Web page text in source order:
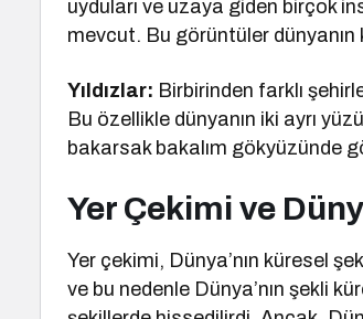
uyduları ve uzaya giden birçok
mevcut. Bu görüntüler
Yıldızlar: Birbirinden farklı
Bu özellikle dünyanın iki ayrı
bakarsak bakalım gökyüzünde
Yer Çekimi ve
Yer çekimi, Dünya’nın küresel
ve bu nedenle Dünya’nın şekli